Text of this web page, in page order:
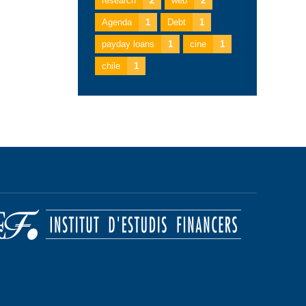
Agenda 1 Debt 1
payday loans 1 cine 1
chile 1